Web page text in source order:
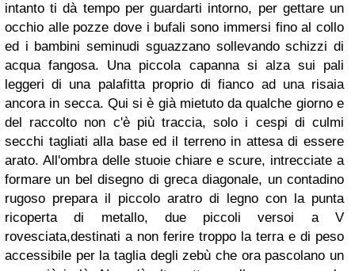
intanto ti dà tempo per guardarti intorno, per gettare un
occhio alle pozze dove i bufali sono immersi fino al collo
ed i bambini seminudi sguazzano sollevando schizzi di
acqua fangosa. Una piccola capanna si alza sui pali
leggeri di una palafitta proprio di fianco ad una risaia
ancora in secca. Qui si è già mietuto da qualche giorno e
del raccolto non c'è più traccia, solo i cespi di culmi
secchi tagliati alla base ed il terreno in attesa di essere
arato. All'ombra delle stuoie chiare e scure, intrecciate a
formare un bel disegno di greca diagonale, un contadino
rugoso prepara il piccolo aratro di legno con la punta
ricoperta di metallo, due piccoli versoi a V
rovesciata,destinati a non ferire troppo la terra e di peso
accessibile per la taglia degli zebù che ora pascolano un